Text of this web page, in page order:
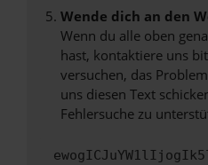
Wende dich an den
Wenn du alle oben
hast, kontaktiere uns
versuchen, das
uns diesen Text
Fehlersuche zu